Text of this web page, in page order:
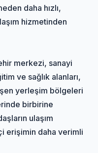
daha hızlı,
hizmetinden
merkezi, sanayi
ve sağlık alanları,
yerleşim bölgeleri
birbirine
ulaşım
erişimin daha verimli